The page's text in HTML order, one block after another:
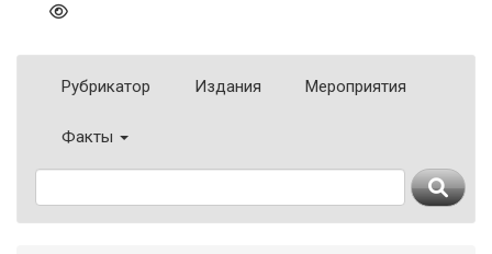
Рубрикатор Издания Мероприятия
Факты